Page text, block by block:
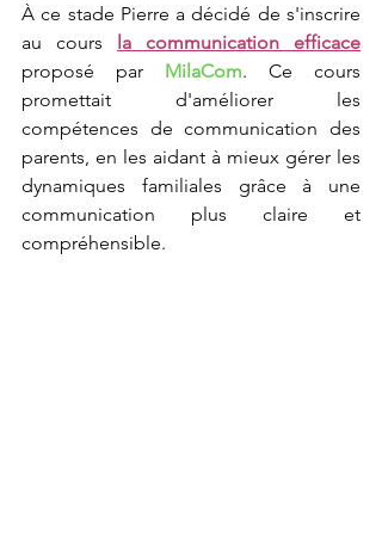
À ce stade Pierre a décidé de s'inscrire
au cours la communication efficace
proposé par MilaCom. Ce cours
promettait d'améliorer les
compétences de communication des
parents, en les aidant à mieux gérer les
dynamiques familiales grâce à une
communication plus claire et
compréhensible.